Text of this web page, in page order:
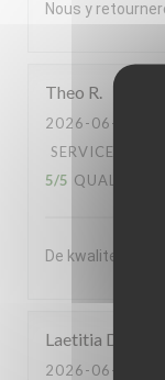
Nous y
Theo R
2026-06-30
-
SERVICE
5/5 QUALITÉ /
De kwaliteit van
Laetitia D
2026-06-30
-